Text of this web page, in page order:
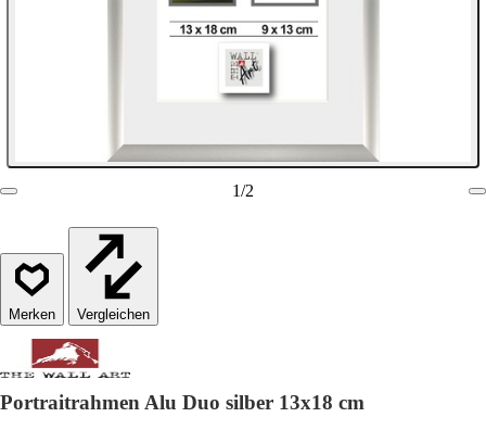
1/2
Vergleichen
Portraitrahmen Alu Duo silber 13x18 cm